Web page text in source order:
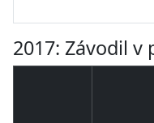
2017: Závodil